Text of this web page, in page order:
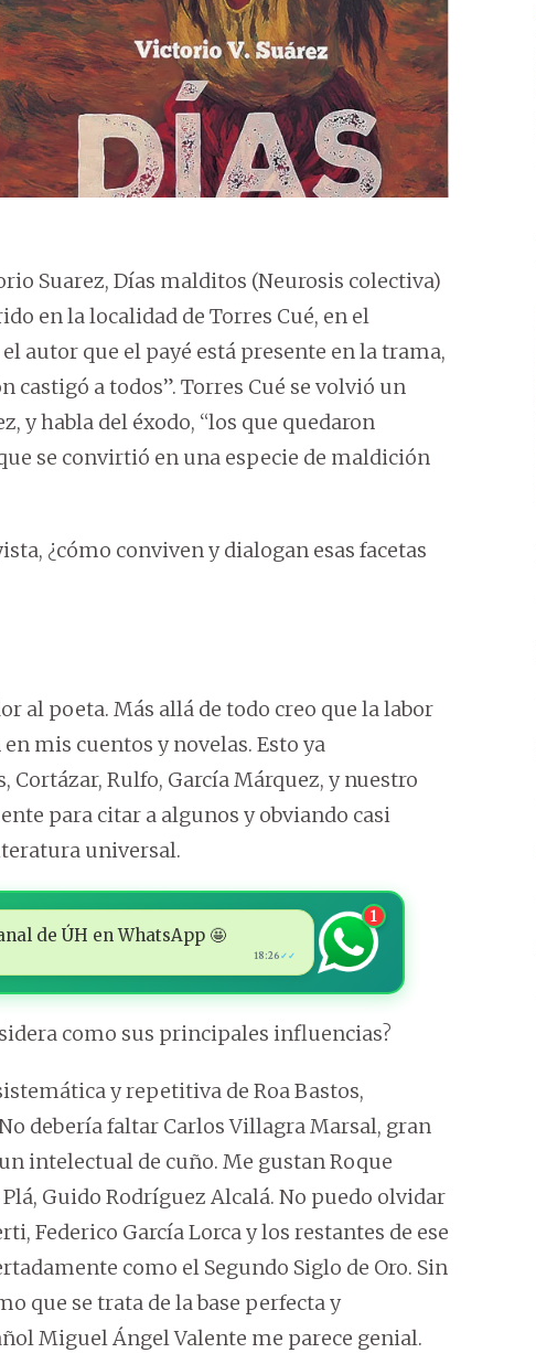
Suarez, Días malditos (Neurosis colectiva)
en la localidad de Torres Cué, en el
autor que el payé está presente en la trama,
castigó a todos”. Torres Cué se volvió un
y habla del éxodo, “los que quedaron
se convirtió en una especie de maldición
¿cómo conviven y dialogan esas facetas
al poeta. Más allá de todo creo que la labor
mis cuentos y novelas. Esto ya
Rulfo, García Márquez, y nuestro
para citar a algunos y obviando casi
universal.
de ÚH en WhatsApp 🤩
18:26 ✓✓
1
como sus principales influencias?
y repetitiva de Roa Bastos,
debería faltar Carlos Villagra Marsal, gran
intelectual de cuño. Me gustan Roque
Guido Rodríguez Alcalá. No puedo olvidar
Federico García Lorca y los restantes de ese
como el Segundo Siglo de Oro. Sin
que se trata de la base perfecta y
Miguel Ángel Valente me parece genial.